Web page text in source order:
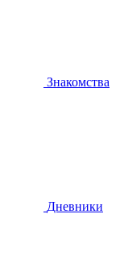
Знакомства
Дневники